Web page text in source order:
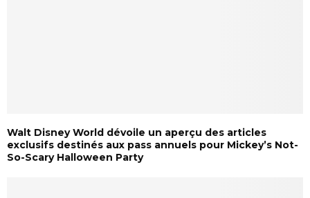
Walt Disney World dévoile un aperçu des articles
exclusifs destinés aux pass annuels pour Mickey’s Not-
So-Scary Halloween Party